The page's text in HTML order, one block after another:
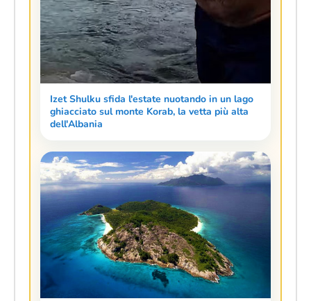
Izet Shulku sfida l'estate nuotando in un lago
ghiacciato sul monte Korab, la vetta più alta
dell'Albania